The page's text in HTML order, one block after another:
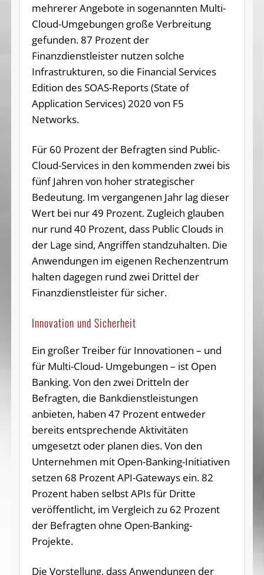
mehrerer Angebote in sogenannten Multi-
Cloud-Umgebungen große Verbreitung
gefunden. 87 Prozent der
Finanzdienstleister nutzen solche
Infrastrukturen, so die Financial Services
Edition des SOAS-Reports (State of
Application Services) 2020 von F5
Networks.
Für 60 Prozent der Befragten sind Public-
Cloud-Services in den kommenden zwei bis
fünf Jahren von hoher strategischer
Bedeutung. Im vergangenen Jahr lag dieser
Wert bei nur 49 Prozent. Zugleich glauben
nur rund 40 Prozent, dass Public Clouds in
der Lage sind, Angriffen standzuhalten. Die
Anwendungen im eigenen Rechenzentrum
halten dagegen rund zwei Drittel der
Finanzdienstleister für sicher.
Innovation und Sicherheit
Ein großer Treiber für Innovationen – und
für Multi-Cloud- Umgebungen – ist Open
Banking. Von den zwei Dritteln der
Befragten, die Bankdienstleistungen
anbieten, haben 47 Prozent entweder
bereits entsprechende Aktivitäten
umgesetzt oder planen dies. Von den
Unternehmen mit Open-Banking-Initiativen
setzen 68 Prozent API-Gateways ein. 82
Prozent haben selbst APIs für Dritte
veröffentlicht, im Vergleich zu 62 Prozent
der Befragten ohne Open-Banking-
Projekte.
Die Vorstellung, dass Anwendungen der